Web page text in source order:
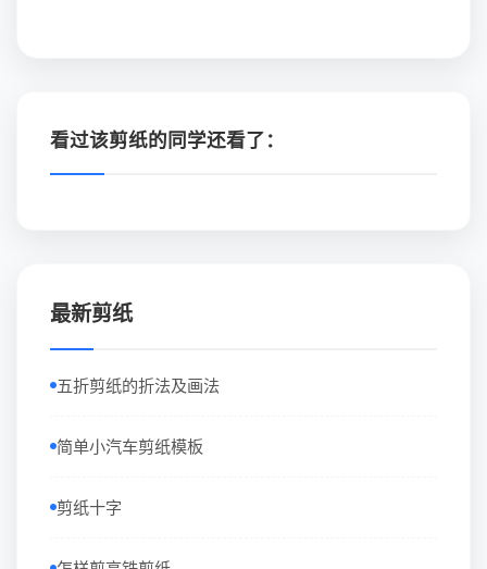
看过该剪纸的同学还看了：
最新剪纸
五折剪纸的折法及画法
简单小汽车剪纸模板
剪纸十字